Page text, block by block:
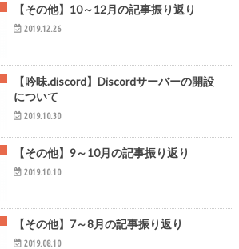
【その他】10～12月の記事振り返り
2019.12.26
【吟味.discord】Discordサーバーの開設
について
2019.10.30
【その他】9～10月の記事振り返り
2019.10.10
【その他】7～8月の記事振り返り
2019.08.10